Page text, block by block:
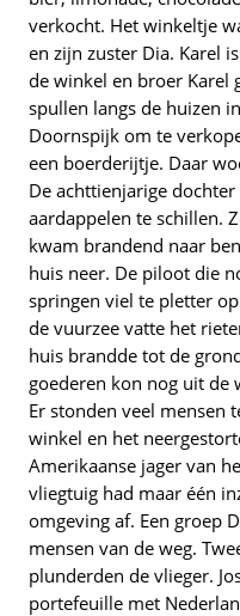
verkocht. Het winkeltje
en zijn zuster Dia. Karel
de winkel en broer Karel
spullen langs de huizen
Doornspijk om te
een boerderijtje. Daar
De achttienjarige
aardappelen te schillen.
kwam brandend naar
huis neer. De piloot die
springen viel te pletter
de vuurzee vatte het
huis brandde tot de
goederen kon nog uit de
Er stonden veel mensen
winkel en het
Amerikaanse jager van
vliegtuig had maar één
omgeving af. Een groep
mensen van de weg.
plunderden de vlieger.
portefeuille met